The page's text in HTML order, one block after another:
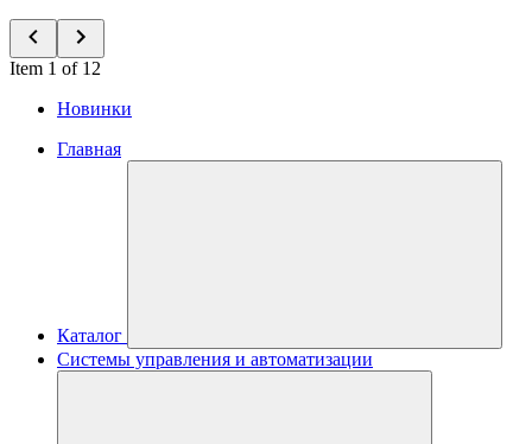
Item 1 of 12
Новинки
Главная
Каталог
Системы управления и автоматизации